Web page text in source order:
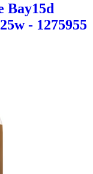
Bay15d
- 1275955